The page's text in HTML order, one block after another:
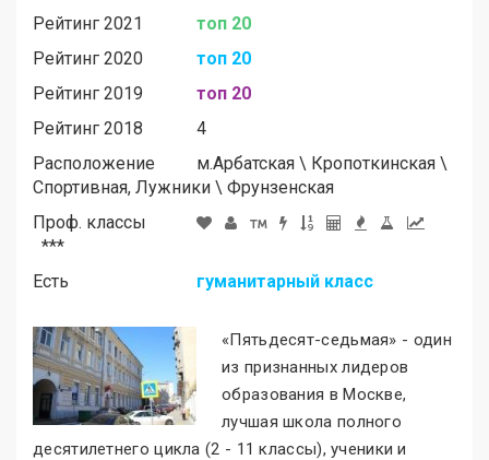
Рейтинг 2021
топ 20
Рейтинг 2020
топ 20
Рейтинг 2019
топ 20
Рейтинг 2018
4
Расположение
м.Арбатская \ Кропоткинская \
Спортивная, Лужники \ Фрунзенская
Проф. классы
***
Есть
гуманитарный класс
«Пятьдесят-седьмая» - один
из признанных лидеров
образования в Москве,
лучшая школа полного
десятилетнего цикла (2 - 11 классы), ученики и